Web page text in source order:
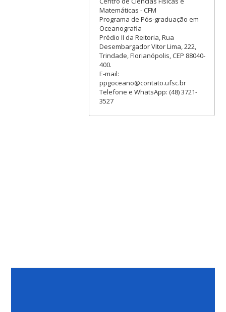
Matemáticas - CFM
Programa de Pós-graduação em
Oceanografia
Prédio II da Reitoria, Rua
Desembargador Vitor Lima, 222,
Trindade, Florianópolis, CEP 88040-
400.
E-mail:
ppgoceano@contato.ufsc.br
Telefone e WhatsApp: (48) 3721-
3527